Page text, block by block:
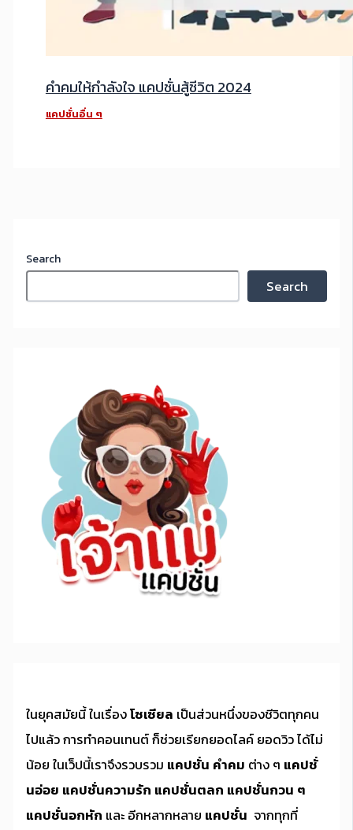
คำคมให้กำลังใจ แคปชั่นสู้ชีวิต 2024
แคปชั่นอื่น ๆ
Search
Search
ในยุคสมัยนี้ ในเรื่องโซเซียล เป็นส่วนหนึ่งของชีวิตทุกคน
ไปแล้ว การทำคอนเทนต์ ก็ช่วยเรียกยอดไลค์ ยอดวิว ได้ไม่
น้อย ในเว็ปนี้เราจึงรวบรวม แคปชั่น คำคม ต่าง ๆ แคปชั่
นอ่อย แคปชั่นความรัก แคปชั่นตลก แคปชั่นกวน ๆ
แคปชั่นอกหัก และ อีกหลากหลาย แคปชั่น จากทุกที่